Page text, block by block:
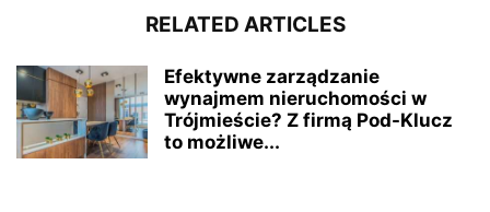
RELATED ARTICLES
Efektywne zarządzanie
wynajmem nieruchomości w
Trójmieście? Z firmą Pod-Klucz
to możliwe...